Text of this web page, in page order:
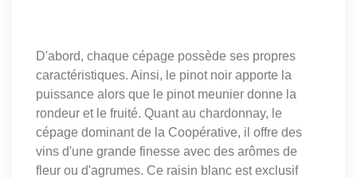
D'abord, chaque cépage possède ses propres
caractéristiques. Ainsi, le pinot noir apporte la
puissance alors que le pinot meunier donne la
rondeur et le fruité. Quant au chardonnay, le
cépage dominant de la Coopérative, il offre des
vins d'une grande finesse avec des arômes de
fleur ou d'agrumes. Ce raisin blanc est exclusif